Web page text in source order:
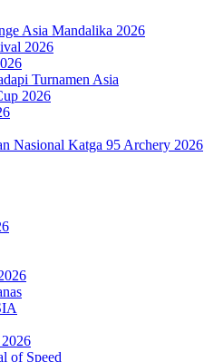
Asia Mandalika 2026
2026
Turnamen Asia
2026
Nasional Katga 95 Archery 2026
of Speed